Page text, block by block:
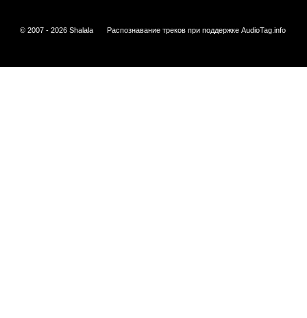
© 2007 - 2026 Shalala Распознавание треков при поддержке AudioTag.info